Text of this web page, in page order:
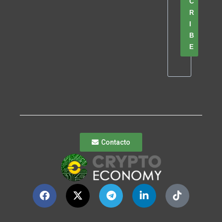
R
I
B
E
Contacto